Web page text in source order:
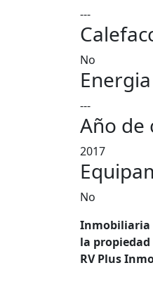
---
No
---
Año de
2017
No
Inmobiliaria
la propiedad
RV Plus